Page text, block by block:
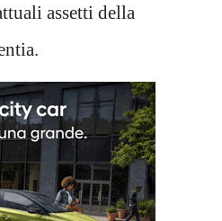
assetti della